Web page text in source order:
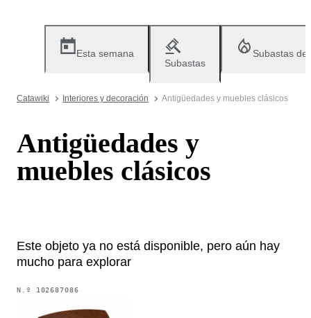
Esta semana
Subastas
Subastas
Catawiki Interiores y decoración Antigüedades y muebles clásicos
Antigüedades y
muebles clásicos
Este objeto ya no está disponible, pero aún hay
mucho para explorar
N.º 102687086